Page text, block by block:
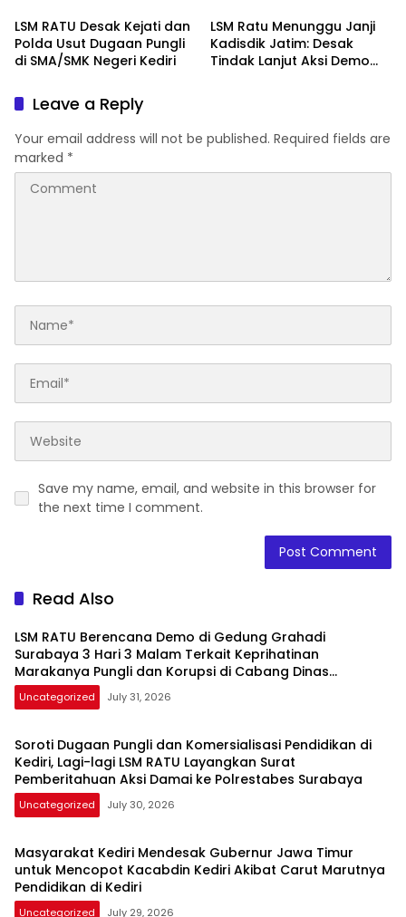
Carut Marutnya Pendidikan
di Kediri
dan Doxing
LSM RATU Desak Kejati dan
Polda Usut Dugaan Pungli
di SMA/SMK Negeri Kediri
LSM Ratu Menunggu Janji
Kadisdik Jatim: Desak
Tindak Lanjut Aksi Demo
Leave a Reply
Your email address will not be published. Required fields are
marked *
Save my name, email, and website in this browser for
the next time I comment.
Read Also
LSM RATU Berencana Demo di Gedung Grahadi
Surabaya 3 Hari 3 Malam Terkait Keprihatinan
Marakanya Pungli dan Korupsi di Cabang Dinas
Pendidikan Kediri
Uncategorized July 31, 2026
Soroti Dugaan Pungli dan Komersialisasi Pendidikan di
Kediri, Lagi-lagi LSM RATU Layangkan Surat
Pemberitahuan Aksi Damai ke Polrestabes Surabaya
Uncategorized July 30, 2026
Masyarakat Kediri Mendesak Gubernur Jawa Timur
untuk Mencopot Kacabdin Kediri Akibat Carut Marutnya
Pendidikan di Kediri
Uncategorized July 29, 2026